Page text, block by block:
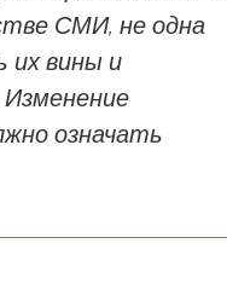
СМИ, не одна
их вины и
означать